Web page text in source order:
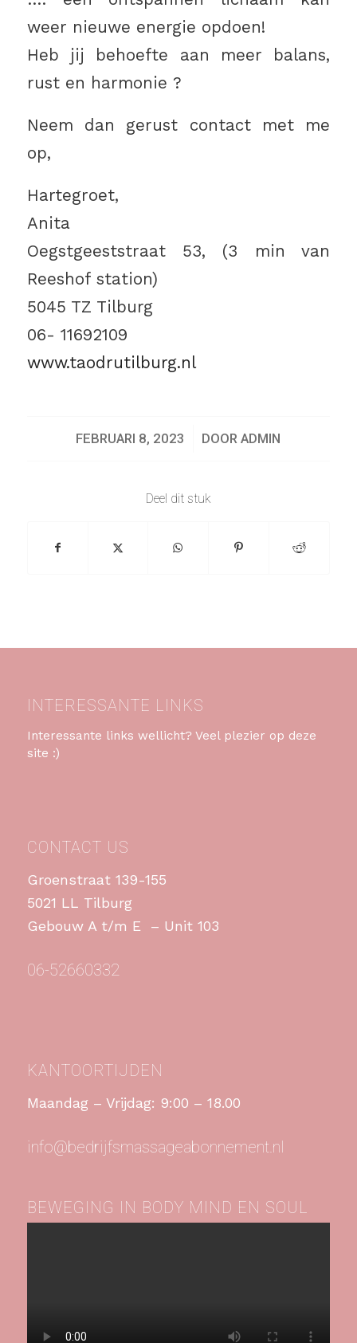
weer nieuwe energie opdoen!
Heb jij behoefte aan meer balans,
rust en harmonie ?
Neem dan gerust contact met me
op,
Hartegroet,
Anita
Oegstgeeststraat 53, (3 min van
Reeshof station)
5045 TZ Tilburg
06- 11692109
www.taodrutilburg.nl
FEBRUARI 8, 2023
/ DOORADMIN
Deel dit stuk
INTERESSANTE LINKS
Interessante links wellicht? Veel plezier op deze
site :)
CONTACT US
Groenstraat 139-155
5021 LL Tilburg
Gebouw A t/m E – Unit 103
06-52660332
KANTOORTIJDEN
Maandag – Vrijdag: 9:00 – 18.00
info@bedrijfsmassageabonnement.nl
BEWEGING IN BODY MIND EN SOUL